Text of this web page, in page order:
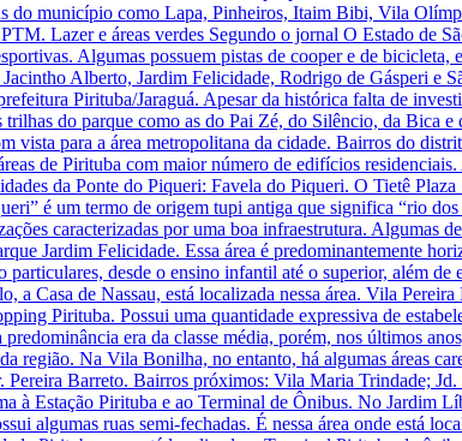
do município como Lapa, Pinheiros, Itaim Bibi, Vila
Lazer e áreas verdes Segundo o jornal O Estado de
Algumas possuem pistas de cooper e de
Alberto, Jardim Felicidade, Rodrigo de Gásperi e
Pirituba/Jaraguá. Apesar da histórica falta de
do parque como as do Pai Zé, do Silêncio, da Bica
vista para a área metropolitana da cidade. Bairros do
de Pirituba com maior número de edifícios
da Ponte do Piqueri: Favela do Piqueri. O Tietê
é um termo de origem tupi antiga que significa “rio
caracterizadas por uma boa infraestrutura. Algumas
Jardim Felicidade. Essa área é predominantemente
desde o ensino infantil até o superior, além
a Casa de Nassau, está localizada nessa área. Vila
Pirituba. Possui uma quantidade expressiva de
era da classe média, porém, nos últimos
região. Na Vila Bonilha, no entanto, há algumas áreas
Barreto. Bairros próximos: Vila Maria Trindade;
à Estação Pirituba e ao Terminal de Ônibus. No Jardim
algumas ruas semi-fechadas. É nessa área onde está